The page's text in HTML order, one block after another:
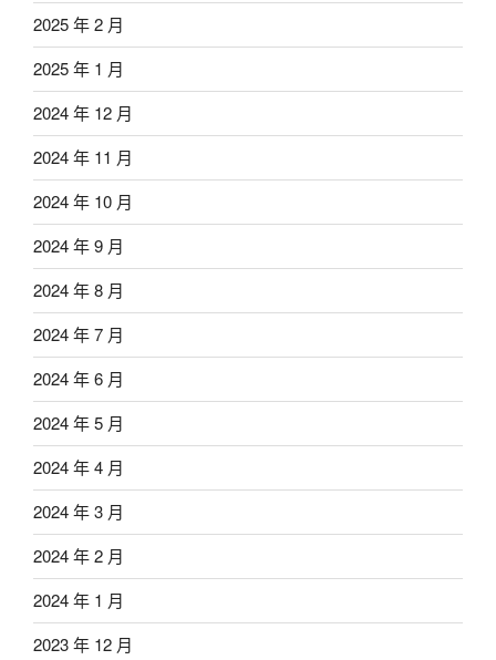
2025 年 2 月
2025 年 1 月
2024 年 12 月
2024 年 11 月
2024 年 10 月
2024 年 9 月
2024 年 8 月
2024 年 7 月
2024 年 6 月
2024 年 5 月
2024 年 4 月
2024 年 3 月
2024 年 2 月
2024 年 1 月
2023 年 12 月